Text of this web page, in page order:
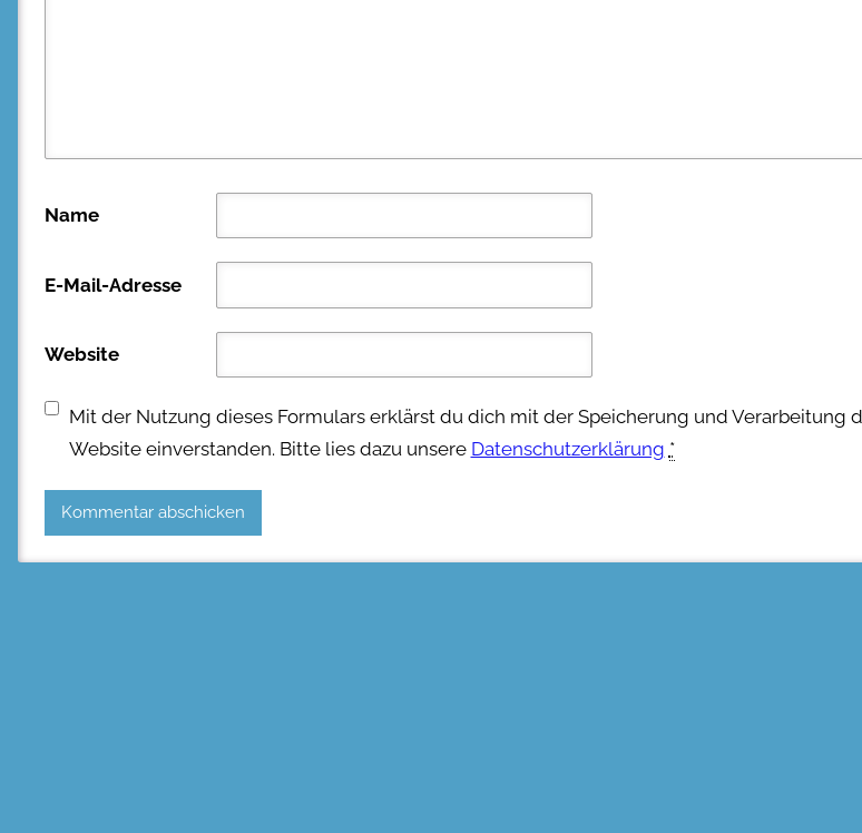
Name
E-Mail-Adresse
Website
Mit der Nutzung dieses Formulars erklärst du dich mit der Speicherung und Verarbeitung
Website einverstanden. Bitte lies dazu unsere Datenschutzerklärung *